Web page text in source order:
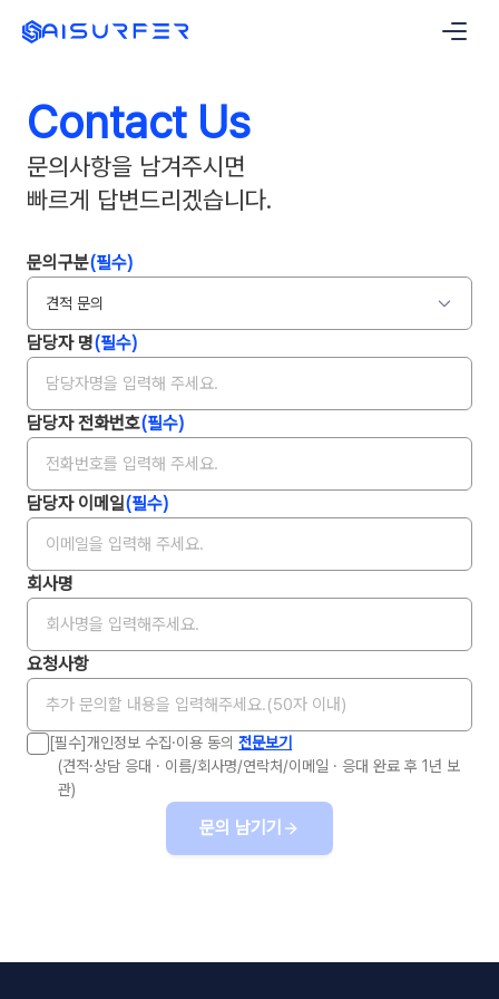
Contact Us
문의사항을 남겨주시면
빠르게 답변드리겠습니다.
문의구분(필수)
견적 문의
담당자 명(필수)
담당자 전화번호(필수)
담당자 이메일(필수)
회사명
요청사항
[필수]개인정보 수집·이용 동의 전문보기
(견적·상담 응대 · 이름/회사명/연락처/이메일 · 응대 완료 후 1년 보
관)
문의 남기기